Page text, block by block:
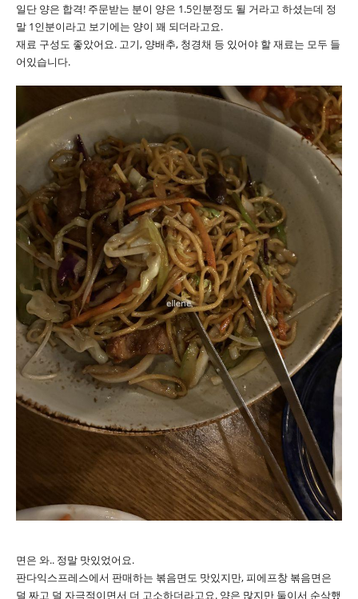
일단 양은 합격! 주문받는 분이 양은 1.5인분정도 될 거라고 하셨는데 정
말 1인분이라고 보기에는 양이 꽤 되더라고요.
재료 구성도 좋았어요. 고기, 양배추, 청경채 등 있어야 할 재료는 모두 들
어있습니다.
면은 와.. 정말 맛있었어요.
판다익스프레스에서 판매하는 볶음면도 맛있지만, 피에프창 볶음면은
덜 짜고 덜 자극적이면서 더 고소하더라고요. 양은 많지만 둘이서 순삭했